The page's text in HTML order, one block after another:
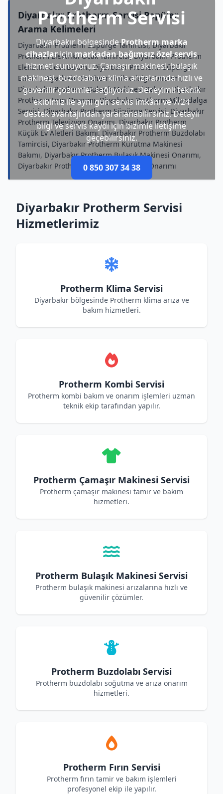
Protherm Servisi
Diyarbakır bölgesindeProtherm marka
cihazlariçinmarkadan bağımsız özel servis
hizmeti sunuyoruz. Çamaşır makinesi, bulaşık
makinesi, buzdolabı ve klima arızalarında hızlı ve
güvenilir çözümler sağlıyoruz. Deneyimli teknik
ekibimiz ile aynı gün servis imkânı ve 7/24
destek avantajından yararlanabilirsiniz. Detaylı
bilgi ve servis kaydı için bizimle iletişime
geçebilirsiniz.
0 850 307 34 38
Diyarbakır Protherm Servisi Popüler
Arama Kelimeleri
Diyarbakır Protherm Süpürge Tamircisi, Diyarbakır
Protherm Elektrikli Ocak Tamircisi, Diyarbakır Protherm
Elektrikli Ocak Bakımı, Diyarbakır Protherm Süpürge
Bakımı, Diyarbakır Protherm Mikrodalga Onarımı,
Diyarbakır Protherm Bulaşık Makinesi Bakımı, Diyarbakır
Protherm Fırın Onarımı, Diyarbakır Protherm Mikrodalga
Servisi, Diyarbakır Protherm Süpürge Servisi, Diyarbakır
Protherm Televizyon Onarımı, Diyarbakır Protherm
Küçük Ev Aletleri Bakımı, Diyarbakır Protherm Buzdolabı
Tamircisi, Diyarbakır Protherm Kurutma Makinesi
Bakımı, Diyarbakır Protherm Bulaşık Makinesi Onarımı,
Diyarbakır Protherm Çamaşır Makinesi Onarımı
Diyarbakır Protherm Servisi
Hizmetlerimiz
Protherm Klima Servisi
Diyarbakır bölgesinde Protherm klima arıza ve
bakım hizmetleri.
Protherm Kombi Servisi
Protherm kombi bakım ve onarım işlemleri uzman
teknik ekip tarafından yapılır.
Protherm Çamaşır Makinesi Servisi
Protherm çamaşır makinesi tamir ve bakım
hizmetleri.
Protherm Bulaşık Makinesi Servisi
Protherm bulaşık makinesi arızalarına hızlı ve
güvenilir çözümler.
Protherm Buzdolabı Servisi
Protherm buzdolabı soğutma ve arıza onarım
hizmetleri.
Protherm Fırın Servisi
Protherm fırın tamir ve bakım işlemleri
profesyonel ekip ile yapılır.